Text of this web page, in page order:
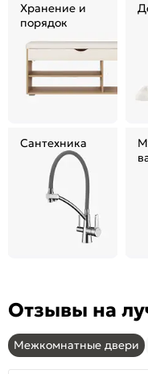
Хранение и
порядок
Сантехника
Отзывы на
Межкомнатные двери